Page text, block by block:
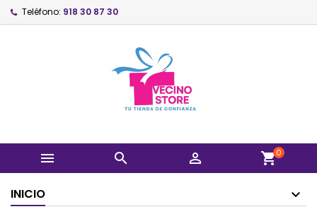
Teléfono: 918 30 87 30
   shopping_cart0
INICIO